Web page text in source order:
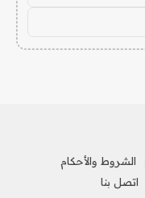
الشروط والأحكام
اتصل بنا